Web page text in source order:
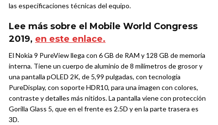
las especificaciones técnicas del equipo.
Lee más sobre el Mobile World Congress
2019, en este enlace.
El Nokia 9 PureView llega con 6 GB de RAM y 128 GB de memoria
interna. Tiene un cuerpo de aluminio de 8 milímetros de grosor y
una pantalla pOLED 2K, de 5,99 pulgadas, con tecnología
PureDisplay, con soporte HDR10, para una imagen con colores,
contraste y detalles más nítidos. La pantalla viene con protección
Gorilla Glass 5, que en el frente es 2.5D y en la parte trasera es
3D.